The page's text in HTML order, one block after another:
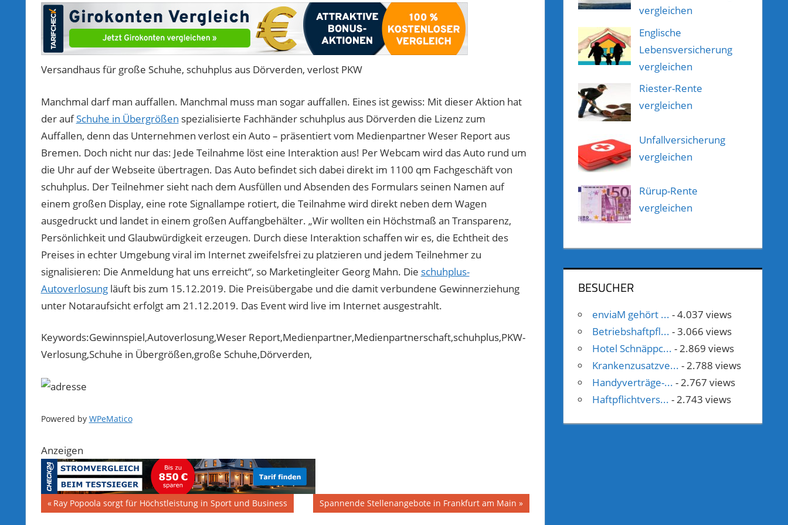
Versandhaus für große Schuhe, schuhplus aus Dörverden, verlost PKW
Manchmal darf man auffallen. Manchmal muss man sogar auffallen. Eines ist gewiss: Mit dieser Aktion hat
der aufSchuhe in Übergrößen spezialisierte Fachhänder schuhplus aus Dörverden die Lizenz zum
Auffallen, denn das Unternehmen verlost ein Auto – präsentiert vom Medienpartner Weser Report aus
Bremen. Doch nicht nur das: Jede Teilnahme löst eine Interaktion aus! Per Webcam wird das Auto rund um
die Uhr auf der Webseite übertragen. Das Auto befindet sich dabei direkt im 1100 qm Fachgeschäft von
schuhplus. Der Teilnehmer sieht nach dem Ausfüllen und Absenden des Formulars seinen Namen auf
einem großen Display, eine rote Signallampe rotiert, die Teilnahme wird direkt neben dem Wagen
ausgedruckt und landet in einem großen Auffangbehälter. „Wir wollten ein Höchstmaß an Transparenz,
Persönlichkeit und Glaubwürdigkeit erzeugen. Durch diese Interaktion schaffen wir es, die Echtheit des
Preises in echter Umgebung viral im Internet zweifelsfrei zu platzieren und jedem Teilnehmer zu
signalisieren: Die Anmeldung hat uns erreicht“, so Marketingleiter Georg Mahn. Die schuhplus-
Autoverlosungläuft bis zum 15.12.2019. Die Preisübergabe und die damit verbundene Gewinnerziehung
unter Notaraufsicht erfolgt am 21.12.2019. Das Event wird live im Internet ausgestrahlt.
Keywords:Gewinnspiel,Autoverlosung,Weser Report,Medienpartner,Medienpartnerschaft,schuhplus,PKW-
Verlosung,Schuhe in Übergrößen,große Schuhe,Dörverden,
Powered by WPeMatico
Anzeigen
Beitragsnavigation
Vorheriger
Beitrag:
Ray Popoola sorgt für Höchstleistung in Sport und Business
Nächster
Beitrag:
Spannende Stellenangebote in Frankfurt am Main
vergleichen
Englische
Lebensversicherung
vergleichen
Riester-Rente
vergleichen
Unfallversicherung
vergleichen
Rürup-Rente
vergleichen
BESUCHER
enviaM gehört ... - 4.037 views
Betriebshaftpfl... - 3.066 views
Hotel Schnäppc... - 2.869 views
Krankenzusatzve... - 2.788 views
Handyverträge-... - 2.767 views
Haftpflichtvers... - 2.743 views